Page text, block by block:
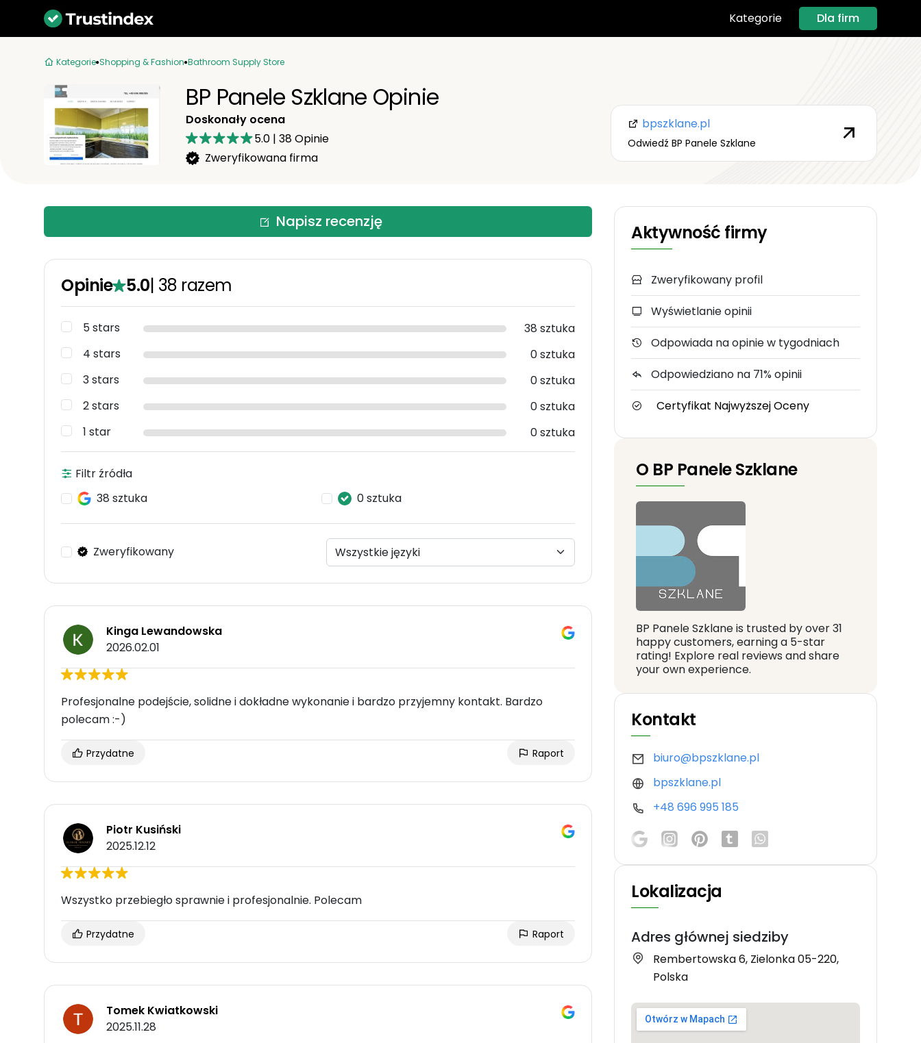
Kategorie Dla firm
Kategorie Shopping & Fashion Bathroom Supply Store
BP Panele Szklane Opinie
Doskonały ocena
5.0 | 38Opinie
Zweryfikowana firma
bpszklane.pl
Odwiedź BP Panele Szklane
Napisz recenzję
Opinie 5.0| 38 razem
5 stars
38 sztuka
4 stars
0 sztuka
3 stars
0 sztuka
2 stars
0 sztuka
1 star
0 sztuka
Filtr źródła
38 sztuka
0 sztuka
Zweryfikowany
Kinga Lewandowska
2026.02.01
Profesjonalne podejście, solidne i dokładne wykonanie i bardzo przyjemny kontakt. Bardzo
polecam :-)
Przydatne Raport
Piotr Kusiński
2025.12.12
Wszystko przebiegło sprawnie i profesjonalnie. Polecam
Przydatne Raport
Tomek Kwiatkowski
2025.11.28
Aktywność firmy
Zweryfikowany profil
Wyświetlanie opinii
Odpowiada na opinie w tygodniach
Odpowiedziano na 71% opinii
Certyfikat Najwyższej Oceny
O BP Panele Szklane
BP Panele Szklane is trusted by over 31
happy customers, earning a 5-star
rating! Explore real reviews and share
your own experience.
Kontakt
biuro@bpszklane.pl
bpszklane.pl
+48 696 995 185
Lokalizacja
Adres głównej siedziby
Rembertowska 6, Zielonka 05-220,
Polska